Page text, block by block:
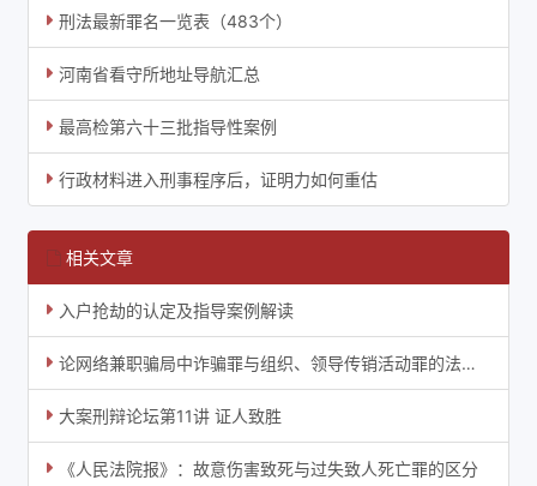
刑法最新罪名一览表（483个）
河南省看守所地址导航汇总
最高检第六十三批指导性案例
行政材料进入刑事程序后，证明力如何重估
相关文章
入户抢劫的认定及指导案例解读
论网络兼职骗局中诈骗罪与组织、领导传销活动罪的法理界分
大案刑辩论坛第11讲 证人致胜
《人民法院报》：故意伤害致死与过失致人死亡罪的区分